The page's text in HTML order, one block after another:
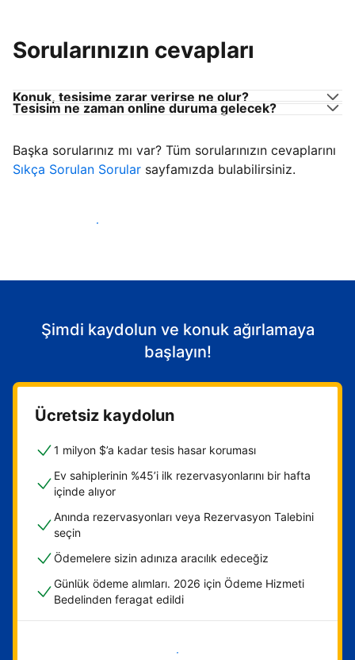
Sorularınızın cevapları
Konuk, tesisime zarar verirse ne olur?
Tesisim ne zaman online duruma gelecek?
Başka sorularınız mı var? Tüm sorularınızın cevaplarını
Sıkça Sorulan Sorular sayfamızda bulabilirsiniz.
Konuk ağırlamaya başla
Şimdi kaydolun ve konuk ağırlamaya
başlayın!
Ücretsiz kaydolun
1 milyon $’a kadar tesis hasar koruması
Ev sahiplerinin %45’i ilk rezervasyonlarını bir hafta
içinde alıyor
Anında rezervasyonları veya Rezervasyon Talebini
seçin
Ödemelere sizin adınıza aracılık edeceğiz
Günlük ödeme alımları. 2026 için Ödeme Hizmeti
Bedelinden feragat edildi
Hemen başla